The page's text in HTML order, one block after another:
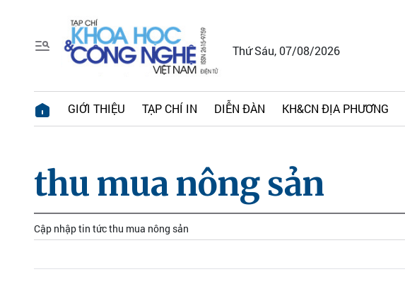
Thứ Sáu, 07/08/2026
GIỚI THIỆU TẠP CHÍ IN DIỄN ĐÀN KH&CN ĐỊA PHƯƠNG
thu mua nông sản
Cập nhập tin tức thu mua nông sản